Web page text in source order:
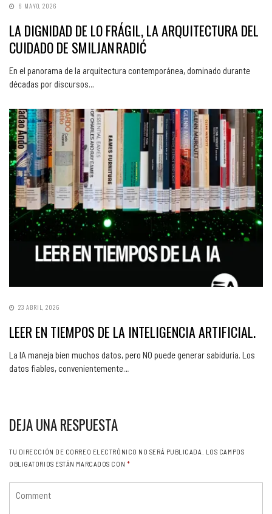
6 MAYO, 2026
LA DIGNIDAD DE LO FRÁGIL, LA ARQUITECTURA DEL
CUIDADO DE SMILJAN RADIĆ
En el panorama de la arquitectura contemporánea, dominado durante
décadas por discursos…
23 ABRIL, 2026
LEER EN TIEMPOS DE LA INTELIGENCIA ARTIFICIAL.
La IA maneja bien muchos datos, pero NO puede generar sabiduría. Los
datos fiables, convenientemente…
DEJA UNA RESPUESTA
TU DIRECCIÓN DE CORREO ELECTRÓNICO NO SERÁ PUBLICADA.
LOS CAMPOS
OBLIGATORIOS ESTÁN MARCADOS CON *